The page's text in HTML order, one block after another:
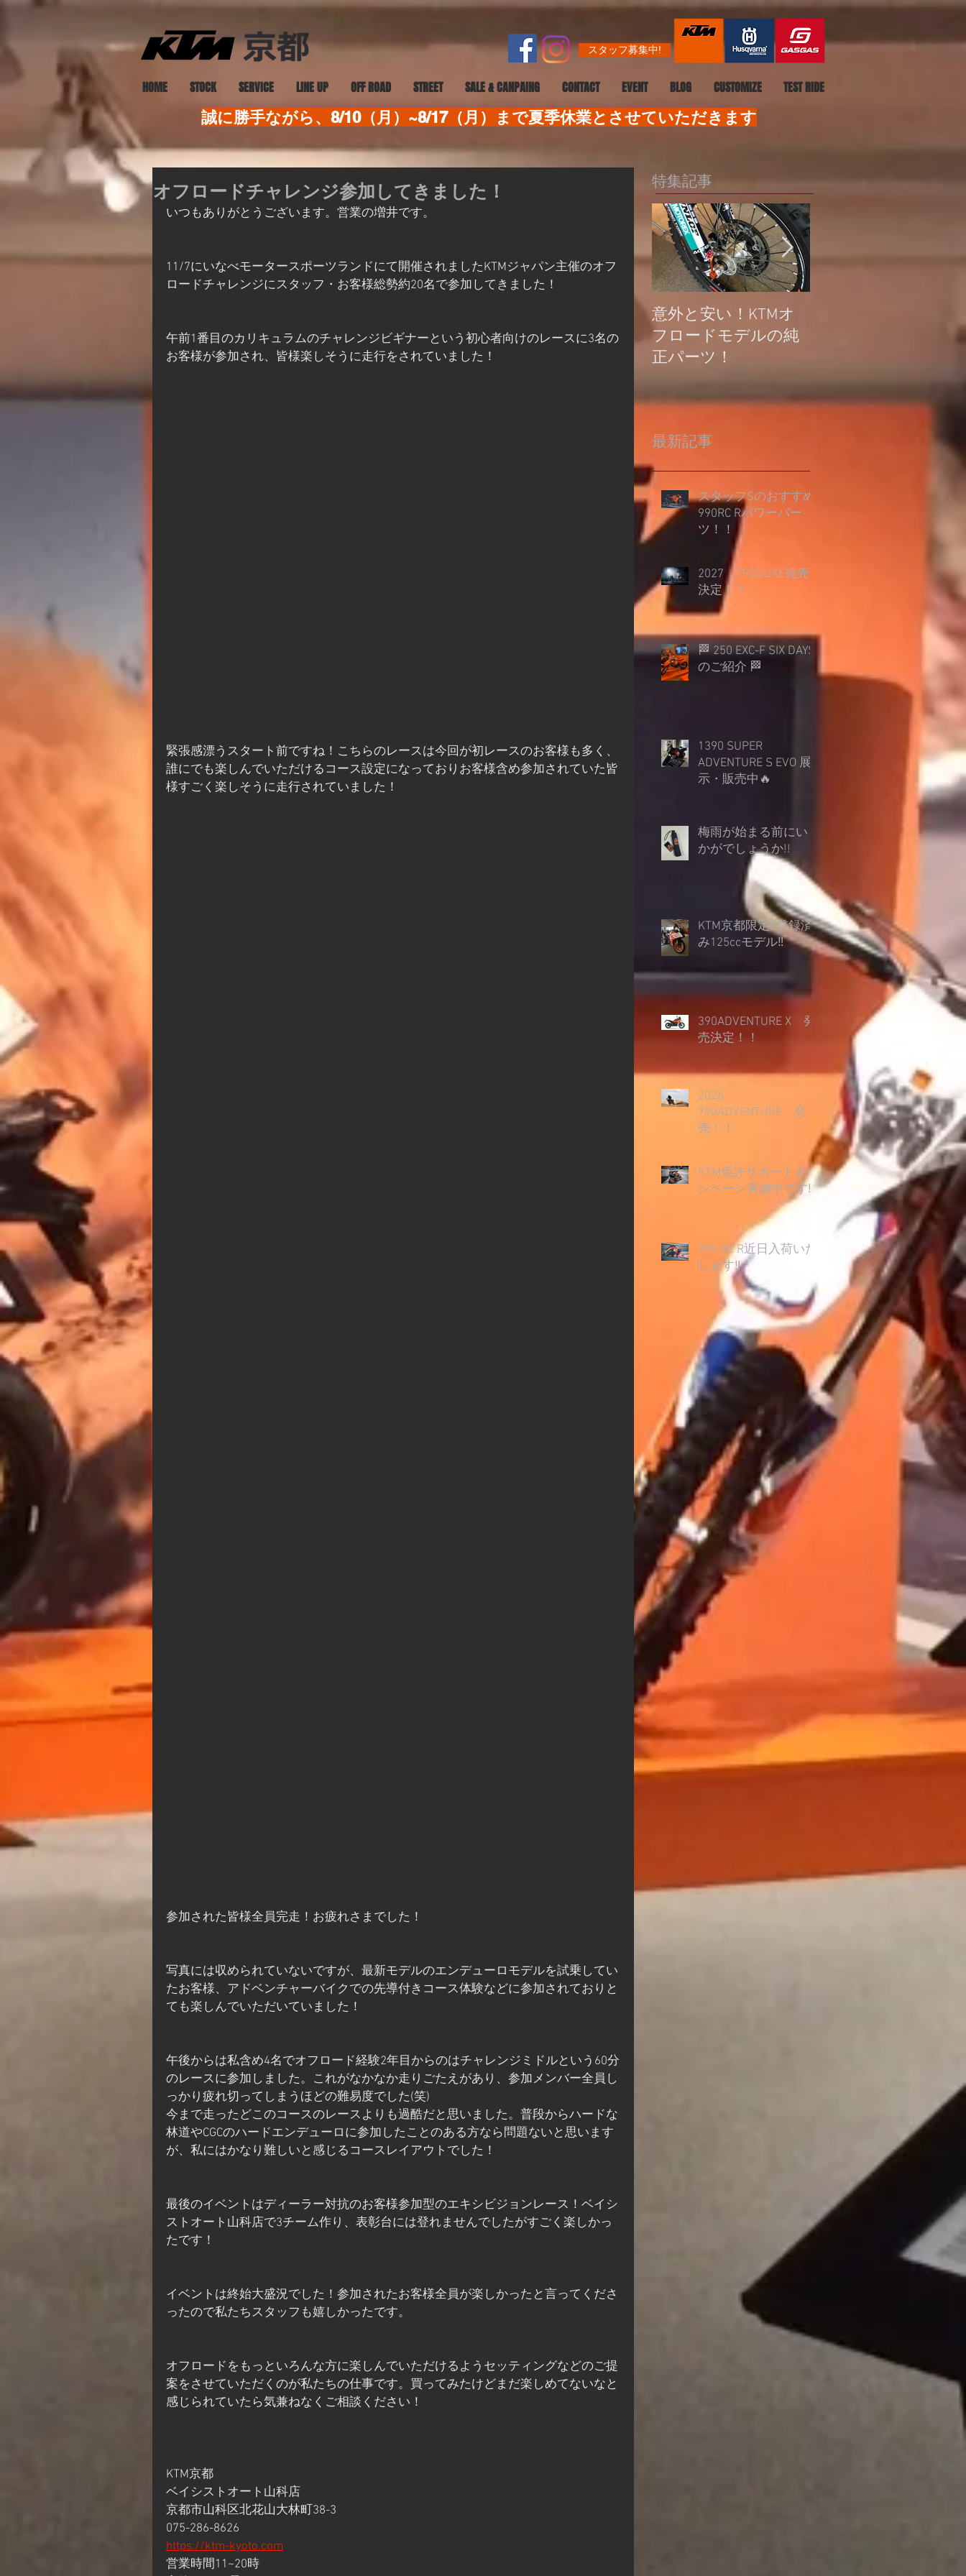
スタッフ募集中!
HOME STOCK SERVICE LINE UP OFF ROAD STREET SALE & CANPAING CONTACT EVENT BLOG CUSTOMIZE TEST RIDE
誠に勝手ながら、8/10（月）~8/17（月）まで夏季休業とさせていただきます
オフロードチャレンジ参加してきました！
いつもありがとうございます。営業の増井です。
11/7にいなべモータースポーツランドにて開催されましたKTMジャパン主催のオフ
ロードチャレンジにスタッフ・お客様総勢約20名で参加してきました！
午前1番目のカリキュラムのチャレンジビギナーという初心者向けのレースに3名の
お客様が参加され、皆様楽しそうに走行をされていました！
緊張感漂うスタート前ですね！こちらのレースは今回が初レースのお客様も多く、
誰にでも楽しんでいただけるコース設定になっておりお客様含め参加されていた皆
様すごく楽しそうに走行されていました！
参加された皆様全員完走！お疲れさまでした！
写真には収められていないですが、最新モデルのエンデューロモデルを試乗してい
たお客様、アドベンチャーバイクでの先導付きコース体験などに参加されておりと
ても楽しんでいただいていました！
午後からは私含め4名でオフロード経験2年目からのはチャレンジミドルという60分
のレースに参加しました。これがなかなか走りごたえがあり、参加メンバー全員し
っかり疲れ切ってしまうほどの難易度でした(笑)
今まで走ったどこのコースのレースよりも過酷だと思いました。普段からハードな
林道やCGCのハードエンデューロに参加したことのある方なら問題ないと思います
が、私にはかなり難しいと感じるコースレイアウトでした！
最後のイベントはディーラー対抗のお客様参加型のエキシビジョンレース！ベイシ
ストオート山科店で3チーム作り、表彰台には登れませんでしたがすごく楽しかっ
たです！
イベントは終始大盛況でした！参加されたお客様全員が楽しかったと言ってくださ
ったので私たちスタッフも嬉しかったです。
オフロードをもっといろんな方に楽しんでいただけるようセッティングなどのご提
案をさせていただくのが私たちの仕事です。買ってみたけどまだ楽しめてないなと
感じられていたら気兼ねなくご相談ください！
KTM京都
ベイシストオート山科店
京都市山科区北花山大林町38-3
075-286-8626
https://ktm-kyoto.com
営業時間11~20時
特集記事
意外と安い！KTMオ
フロードモデルの純
正パーツ！
最新記事
スタッフSのおすすめ
990RC Rパワーパー
ツ！！
2027 790DUKE発売
決定！！
🏁 250 EXC-F SIX DAYS
のご紹介 🏁
1390 SUPER
ADVENTURE S EVO 展
示・販売中🔥
梅雨が始まる前にい
かがでしょうか︎!!
KTM京都限定‼登録済
み125ccモデル‼
390ADVENTURE X 発
売決定！！
2026
790ADVENTURE 発
売！！
KTM免許サポートキャ
ンペーン実施中です‼
990 RC R近日入荷いた
します‼